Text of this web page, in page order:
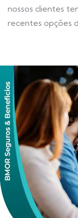
nossos clientes
recentes opções